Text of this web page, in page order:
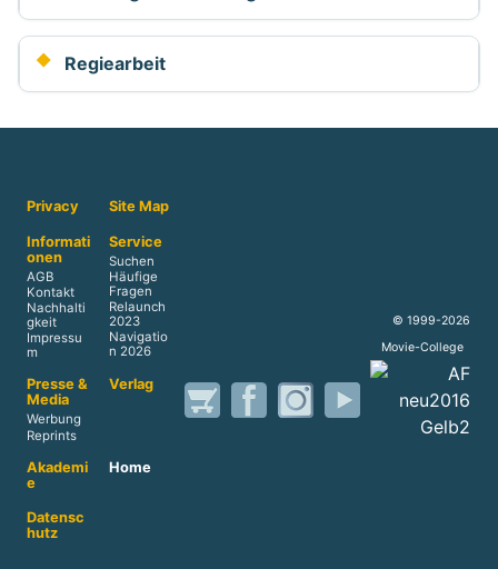
Regiearbeit
Privacy Site Map
Informati
onen
AGB
Kontakt
Nachhalti
gkeit
Impressu
m
Service
Suchen
Häufige
Fragen
Relaunch
2023
Navigatio
n 2026
Presse &
Media
Werbung
Reprints
Verlag
Akademi
e
Home
Datensc
hutz
© 1999-2026
Movie-College